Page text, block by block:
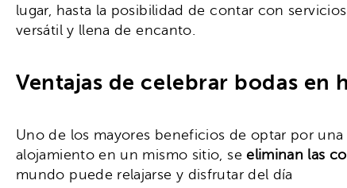
lugar, hasta la posibilidad de contar con
versátil y llena de encanto.
Ventajas de celebrar bodas en
Uno de los mayores beneficios de optar por una
alojamiento en un mismo sitio, seeliminan las
mundo puede relajarse y disfrutar del día